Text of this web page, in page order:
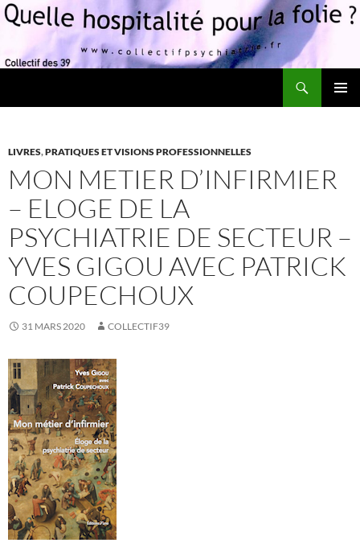
LIVRES,PRATIQUES ET VISIONS PROFESSIONNELLES
MON METIER D’INFIRMIER
– ELOGE DE LA
PSYCHIATRIE DE SECTEUR –
YVES GIGOU AVEC PATRICK
COUPECHOUX
31 MARS 2020 COLLECTIF39